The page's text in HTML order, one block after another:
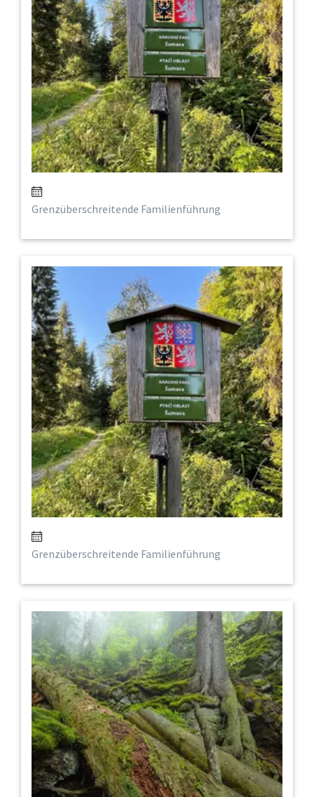
Grenzüberschreitende Familienführung
Grenzüberschreitende Familienführung